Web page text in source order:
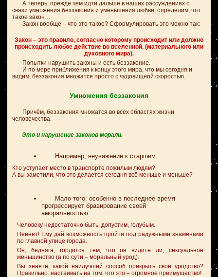
А теперь, прежде чем идти дальше в наших рассуждениях о
связи умножения беззакония и уменьшения любви, определим, что
такое закон…
Закон вообще – что это такое? Сформулировать это можно так:
Закон – это правило, согласно которому происходит или должно
происходить любое действие во вселенной. (материального или
духовного мира).
Попытки нарушить законы и есть беззаконие.
И по мере приближения к концу этого мира, что мы сегодня и
видим, беззакония множатся просто с чудовищной скоростью.
Умножения беззакония
Причём, беззакония множатся во всех областях жизни
человечества.
Это и нарушение законов морали.
Например, неуважение к старшим
Кто уступает место в транспорте пожилым людям?
А вы заметили, что это делается сегодня всё меньше и меньше?
Мало того: особенно в последнее время
прогрессирует бравирование своей
аморальностью.
Человеку недостаточно быть, допустим, голубым.
Неееет! Ему дай возможность пройти под радужными знамёнами
по главной улице города.
Он, бедняга, гордится тем, что он видите ли, сексуальное
меньшинство (а по сути – моральный урод).
Вы знаете, какой наилучший способ прикрыть своё уродство?
Правильно: настаивать на том, что это – огромное преимущество!